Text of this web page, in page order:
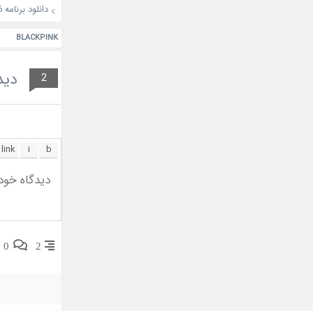
دانلود برنامه Abra-ca-Empty 2026
BLACKPINK
2
2
0